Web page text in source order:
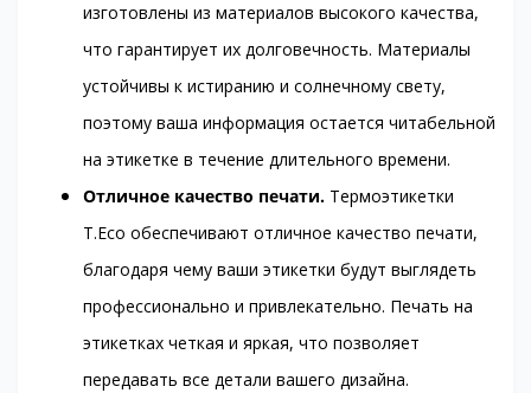
изготовлены из материалов высокого качества,
что гарантирует их долговечность. Материалы
устойчивы к истиранию и солнечному свету,
поэтому ваша информация остается читабельной
на этикетке в течение длительного времени.
Отличное качество печати. Термоэтикетки
T.Eco обеспечивают отличное качество печати,
благодаря чему ваши этикетки будут выглядеть
профессионально и привлекательно. Печать на
этикетках четкая и яркая, что позволяет
передавать все детали вашего дизайна.